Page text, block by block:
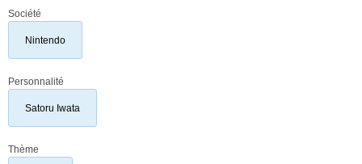
Société
Nintendo
Personnalité
Satoru Iwata
Thème